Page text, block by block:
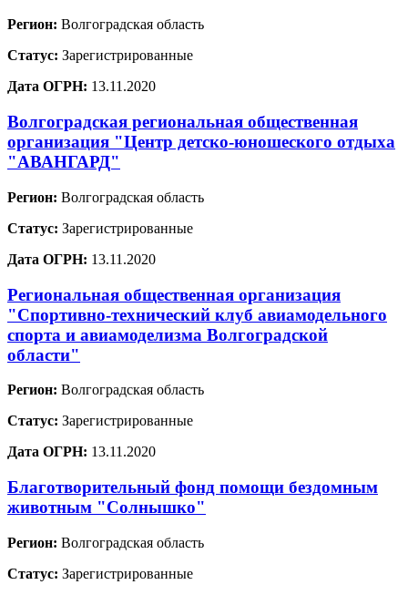
Регион: Волгоградская область
Статус: Зарегистрированные
Дата ОГРН: 13.11.2020
Волгоградская региональная общественная
организация "Центр детско-юношеского отдыха
"АВАНГАРД"
Регион: Волгоградская область
Статус: Зарегистрированные
Дата ОГРН: 13.11.2020
Региональная общественная организация
"Спортивно-технический клуб авиамодельного
спорта и авиамоделизма Волгоградской
области"
Регион: Волгоградская область
Статус: Зарегистрированные
Дата ОГРН: 13.11.2020
Благотворительный фонд помощи бездомным
животным "Солнышко"
Регион: Волгоградская область
Статус: Зарегистрированные